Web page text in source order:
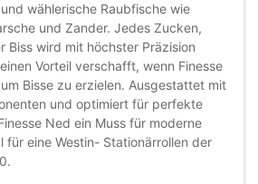
wählerische Raubfische wie
und Zander. Jedes Zucken,
Biss wird mit höchster Präzision
Vorteil verschafft, wenn Finesse
Bisse zu erzielen. Ausgestattet mit
und optimiert für perfekte
Ned ein Muss für moderne
für eine Westin- Stationärrollen der